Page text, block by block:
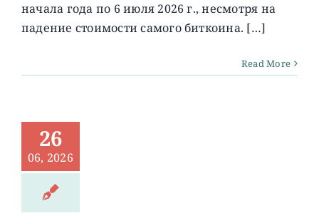
начала года по 6 июля 2026 г., несмотря на
падение стоимости самого биткоина. […]
Read More
26
06, 2026